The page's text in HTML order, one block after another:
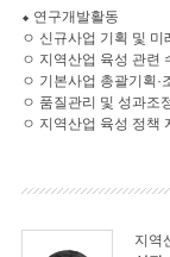
⬥ 연구개발활동
ㅇ 신규사업 기획 및 미
ㅇ 지역산업 육성 관련
ㅇ 기본사업 총괄기획·
ㅇ 품질관리 및 성과조
ㅇ 지역산업 육성 정책
지역